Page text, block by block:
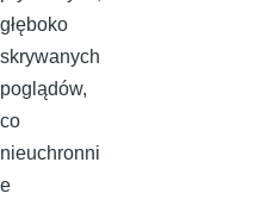
głęboko
skrywanych
poglądów,
co
nieuchronni
e